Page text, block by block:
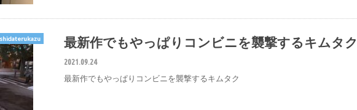
最新作でもやっぱりコンビニを襲撃するキムタク
2021.09.24
最新作でもやっぱりコンビニを襲撃するキムタク